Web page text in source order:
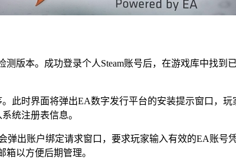
版本。成功登录个人Steam账号后，在游戏库中找
此时界面将弹出EA数字发行平台的安装提示窗口，
统注册表信息。
出账户绑定请求窗口，要求玩家输入有效的EA账
箱以方便后期管理。